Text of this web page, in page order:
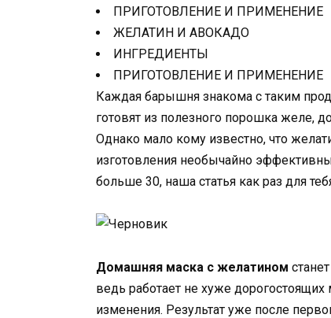
ПРИГОТОВЛЕНИЕ И ПРИМЕНЕНИЕ
ЖЕЛАТИН И АВОКАДО
ИНГРЕДИЕНТЫ
ПРИГОТОВЛЕНИЕ И ПРИМЕНЕНИЕ
Каждая барышня знакома с таким
готовят из полезного порошка желе,
Однако мало кому известно, что
изготовления необычайно
больше 30, наша статья как раз для
Домашняя маска с желатином
ведь работает не хуже
изменения. Результат уже после